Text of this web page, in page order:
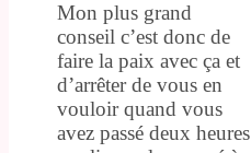
Mon plus grand
conseil c’est donc de
faire la paix avec ça et
d’arrêter de vous en
vouloir quand vous
avez passé deux heures